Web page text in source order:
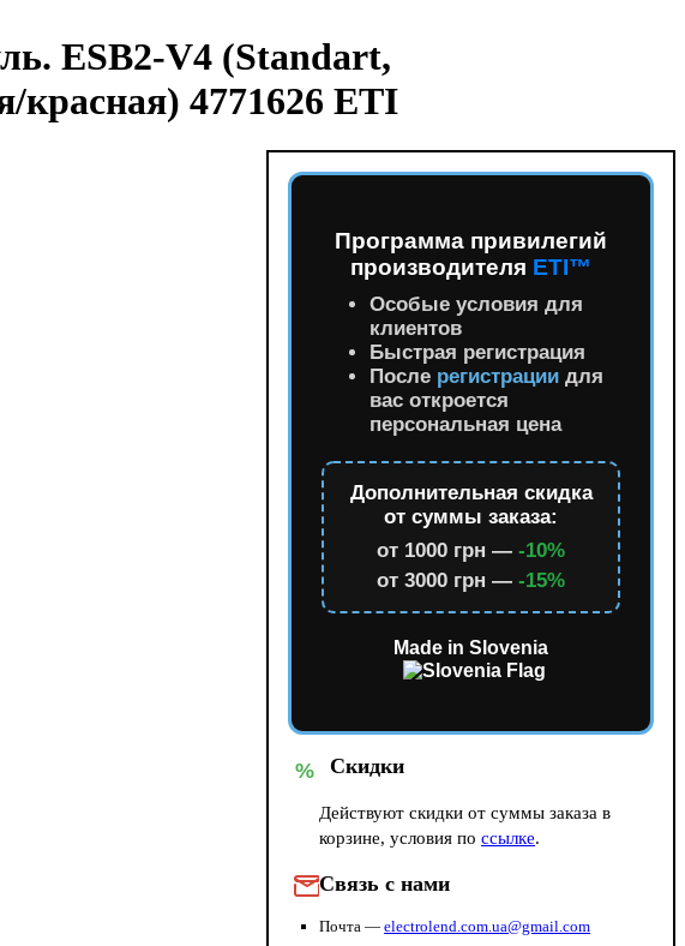
ESB2-V4 (Standart,
красная) 4771626 ETI
Программа привилегий
производителя ETI™
Особые условия для
клиентов
Быстрая регистрация
После регистрациидля
вас откроется
персональная цена
Дополнительная скидка
от суммы заказа:
от 1000 грн —-10%
от 3000 грн —-15%
Made in Slovenia
% Скидки
Действуют скидки от суммы заказа в
корзине, условия поссылке.
Связь с нами
Почта —electrolend.com.ua@gmail.com